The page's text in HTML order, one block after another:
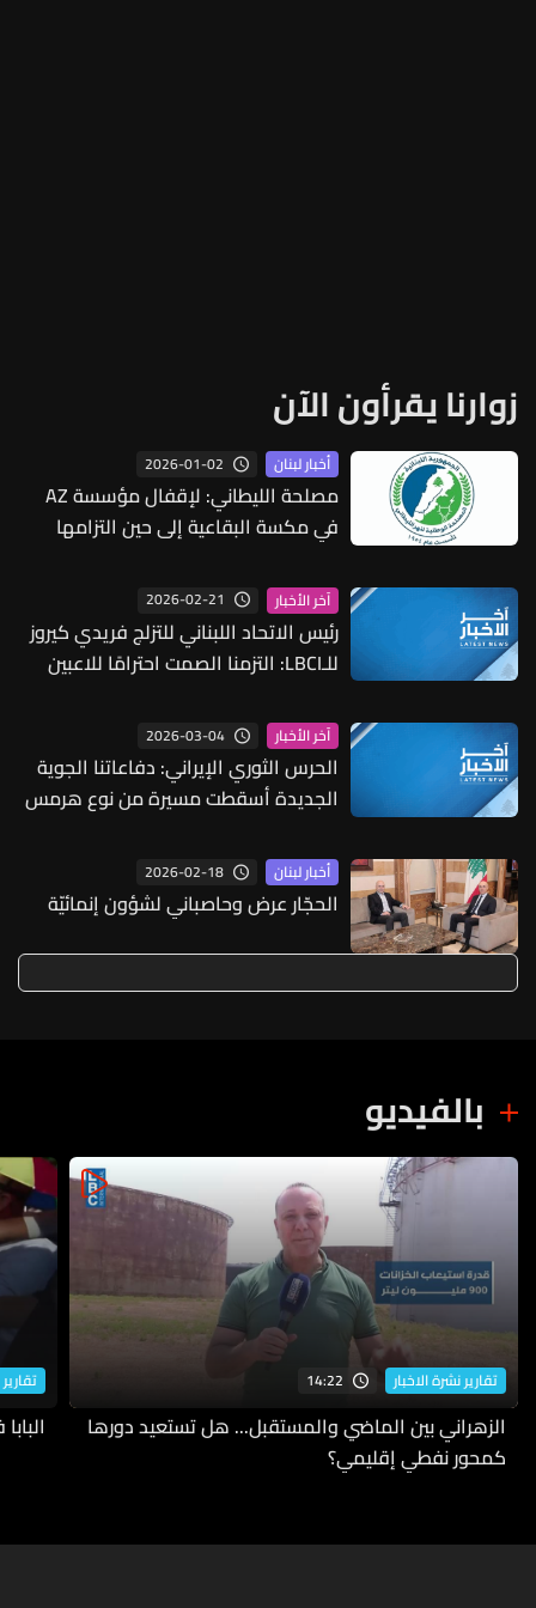
زوارنا يقرأون الآن
أخبار لبنان 2026-01-02
مصلحة الليطاني: لإقفال مؤسسة AZ
في مكسة البقاعية إلى حين التزامها
آخر الأخبار 2026-02-21
رئيس الاتحاد اللبناني للتزلج فريدي كيروز
للـLBCI: التزمنا الصمت احترامًا للاعبين
آخر الأخبار 2026-03-04
الحرس الثوري الإيراني: دفاعاتنا الجوية
الجديدة أسقطت مسيرة من نوع هرمس
أخبار لبنان 2026-02-18
الحجّار عرض وحاصباني لشؤون إنمائيّة
بالفيديو
تقارير نشرة الاخبار 14:22
الزهراني بين الماضي والمستقبل... هل تستعيد دورها
كمحور نفطي إقليمي؟